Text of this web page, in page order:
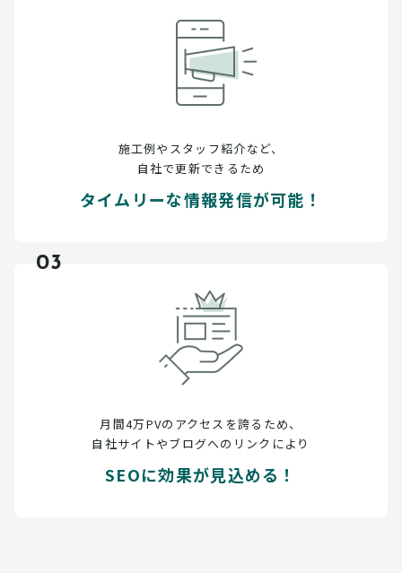
施工例やスタッフ紹介など、
自社で更新できるため
タイムリーな情報発信が可能！
03
月間4万PVのアクセスを誇るため、
自社サイトやブログへのリンクにより
SEOに効果が見込める！